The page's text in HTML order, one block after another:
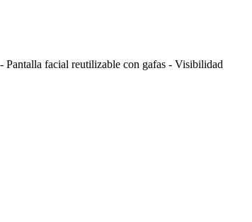
Pantalla facial reutilizable con gafas - Visibilidad